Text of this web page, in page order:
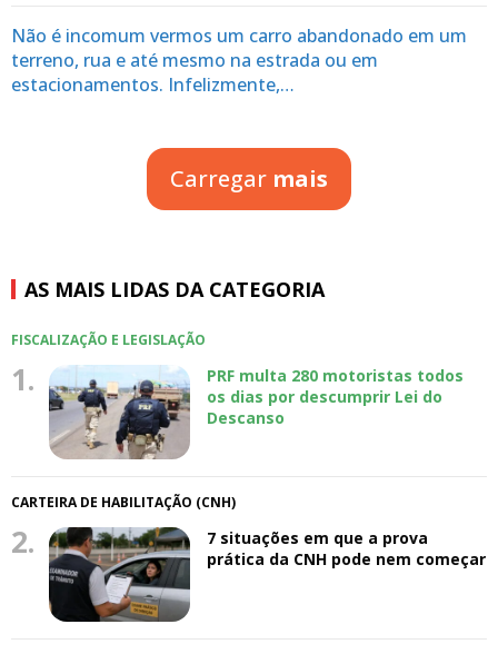
Não é incomum vermos um carro abandonado em um
terreno, rua e até mesmo na estrada ou em
estacionamentos. Infelizmente,…
Carregar mais
AS MAIS LIDAS DA CATEGORIA
FISCALIZAÇÃO E LEGISLAÇÃO
1.
PRF multa 280 motoristas todos
os dias por descumprir Lei do
Descanso
CARTEIRA DE HABILITAÇÃO (CNH)
2.
7 situações em que a prova
prática da CNH pode nem começar